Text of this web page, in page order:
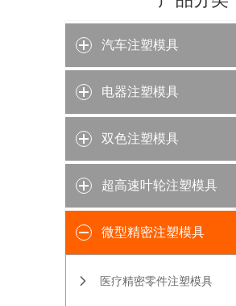
汽车注塑模具
电器注塑模具
双色注塑模具
超高速叶轮注塑模具
微型精密注塑模具
医疗精密零件注塑模具